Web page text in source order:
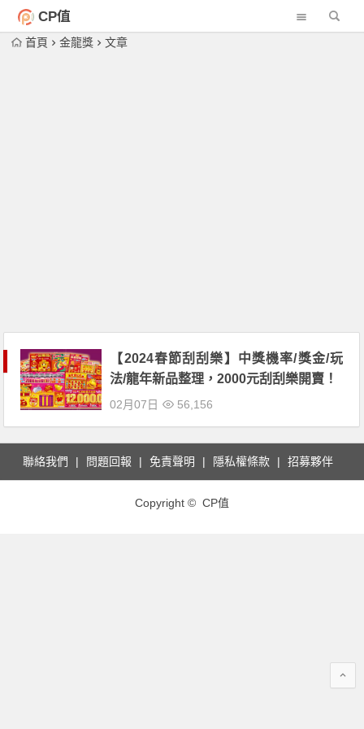
CP值
首頁 金龍獎 文章
【2024春節刮刮樂】中獎機率/獎金/玩
法/龍年新品整理，2000元刮刮樂開賣！
02月07日 56,156
聯絡我們 問題回報 免責聲明 隱私權條款 招募夥伴
Copyright © CP值